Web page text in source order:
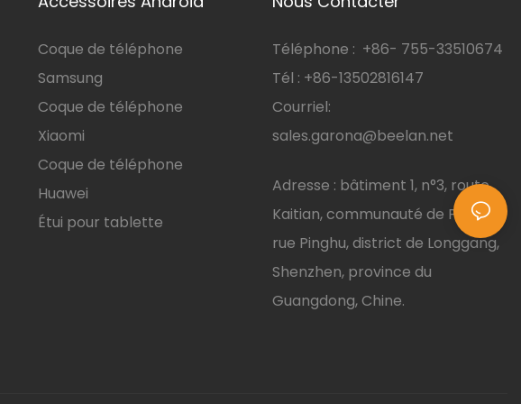
Coque de téléphone
Samsung
Coque de téléphone
Xiaomi
Coque de téléphone
Huawei
Étui pour tablette
Téléphone : +86- 755-33510674
Tél : +86-13502816147
Courriel:
sales.garona@beelan.net
Adresse : bâtiment 1, n°3, route
Kaitian, communauté de Pinghu,
rue Pinghu, district de Longgang,
Shenzhen, province du
Guangdong, Chine.